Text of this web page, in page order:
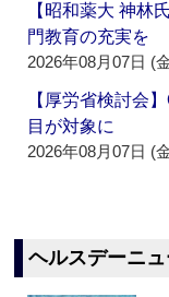
【昭和薬大 神林
門教育の充実を
2026年08月07日 (
【厚労省検討会
目が対象に
2026年08月07日 (
ヘルスデーニュ